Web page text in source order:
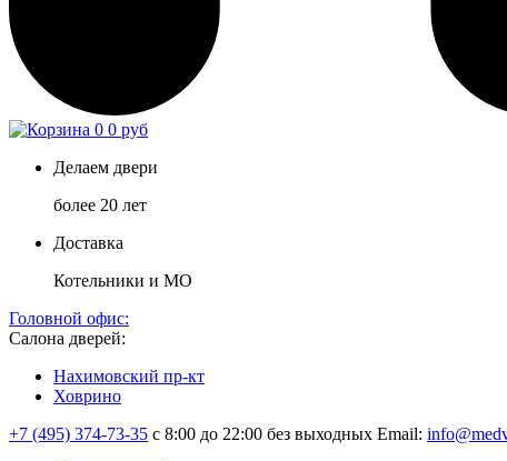
0 0 руб
Делаем двери
более 20 лет
Доставка
Котельники и МО
Головной офис:
Салона дверей:
Нахимовский пр-кт
Ховрино
+7 (495) 374-73-35 с 8:00 до 22:00 без выходных Email: